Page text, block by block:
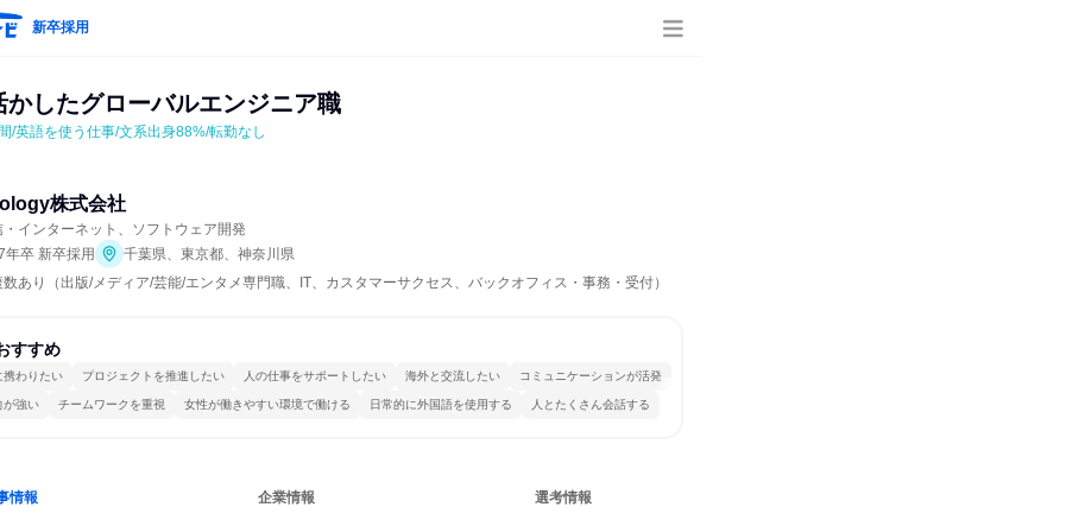
新卒採用
かしたグローバルエンジニア職
/英語を使う仕事/文系出身88%/転勤なし
株式会社
インターネット、ソフトウェア開発
年卒 新卒採用
千葉県、東京都、神奈川県
あり（出版/メディア/芸能/エンタメ専門職、IT、カスタマーサクセス、バックオフィス・事務・受付）
すすめ
携わりたい プロジェクトを推進したい 人の仕事をサポートしたい 海外と交流したい コミュニケーションが活発
が強い チームワークを重視 女性が働きやすい環境で働ける 日常的に外国語を使用する 人とたくさん会話する
情報 企業情報 選考情報